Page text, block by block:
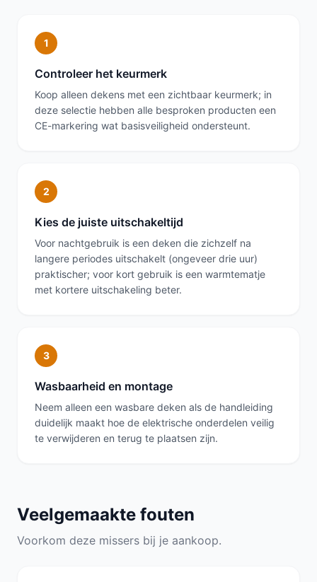
1
Controleer het keurmerk
Koop alleen dekens met een zichtbaar keurmerk; in
deze selectie hebben alle besproken producten een
CE-markering wat basisveiligheid ondersteunt.
2
Kies de juiste uitschakeltijd
Voor nachtgebruik is een deken die zichzelf na
langere periodes uitschakelt (ongeveer drie uur)
praktischer; voor kort gebruik is een warmtematje
met kortere uitschakeling beter.
3
Wasbaarheid en montage
Neem alleen een wasbare deken als de handleiding
duidelijk maakt hoe de elektrische onderdelen veilig
te verwijderen en terug te plaatsen zijn.
Veelgemaakte fouten
Voorkom deze missers bij je aankoop.